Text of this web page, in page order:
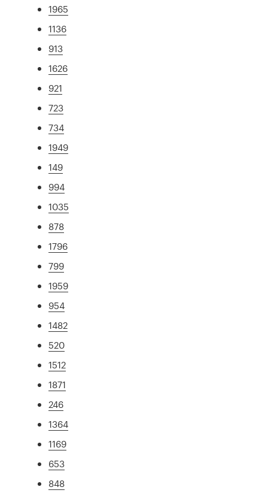
1965
1136
913
1626
921
723
734
1949
149
994
1035
878
1796
799
1959
954
1482
520
1512
1871
246
1364
1169
653
848